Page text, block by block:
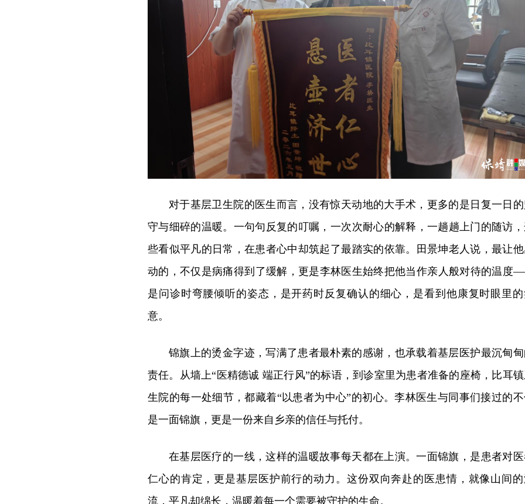
对于基层卫生院的医生而言，没有惊天动地的大手术，更多的是日复一日
守与细碎的温暖。一句句反复的叮嘱，一次次耐心的解释，一趟趟上门的随访
些看似平凡的日常，在患者心中却筑起了最踏实的依靠。田景坤老人说，最让
动的，不仅是病痛得到了缓解，更是李林医生始终把他当作亲人般对待的温度
是问诊时弯腰倾听的姿态，是开药时反复确认的细心，是看到他康复时眼里
意。
锦旗上的烫金字迹，写满了患者最朴素的感谢，也承载着基层医护最沉甸
责任。从墙上“医精德诚 端正行风”的标语，到诊室里为患者准备的座椅，比耳
生院的每一处细节，都藏着“以患者为中心”的初心。李林医生与同事们接过的不
是一面锦旗，更是一份来自乡亲的信任与托付。
在基层医疗的一线，这样的温暖故事每天都在上演。一面锦旗，是患者对
仁心的肯定，更是基层医护前行的动力。这份双向奔赴的医患情，就像山间
流，平凡却绵长，温暖着每一个需要被守护的生命。